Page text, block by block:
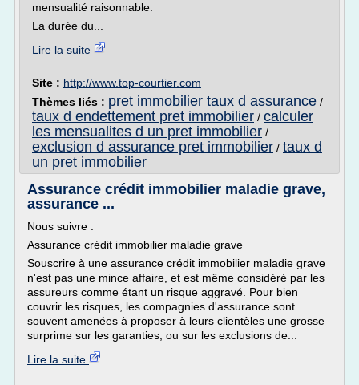
mensualité raisonnable.
La durée du...
Lire la suite
Site : http://www.top-courtier.com
Thèmes liés : pret immobilier taux d assurance /
taux d endettement pret immobilier / calculer
les mensualites d un pret immobilier /
exclusion d assurance pret immobilier / taux d
un pret immobilier
Assurance crédit immobilier maladie grave,
assurance ...
Nous suivre :
Assurance crédit immobilier maladie grave
Souscrire à une assurance crédit immobilier maladie grave
n'est pas une mince affaire, et est même considéré par les
assureurs comme étant un risque aggravé. Pour bien
couvrir les risques, les compagnies d'assurance sont
souvent amenées à proposer à leurs clientèles une grosse
surprime sur les garanties, ou sur les exclusions de...
Lire la suite